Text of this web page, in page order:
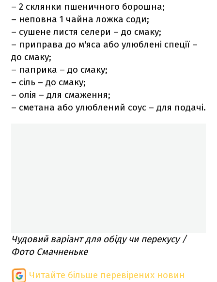
– 2 склянки пшеничного борошна;
– неповна 1 чайна ложка соди;
– сушене листя селери – до смаку;
– приправа до м'яса або улюблені спеції –
до смаку;
– паприка – до смаку;
– сіль – до смаку;
– олія – для смаження;
– сметана або улюблений соус – для подачі.
Чудовий варіант для обіду чи перекусу /
Фото Смачненьке
Читайте більше перевірених новин